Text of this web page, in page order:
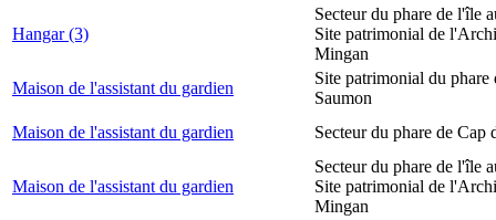
Hangar (3)
Secteur du phare de l'île
Site patrimonial de
Mingan
Maison de l'assistant du gardien
Site patrimonial du phare
Saumon
Maison de l'assistant du gardien
Secteur du phare de Cap
Maison de l'assistant du gardien
Secteur du phare de l'île
Site patrimonial de
Mingan